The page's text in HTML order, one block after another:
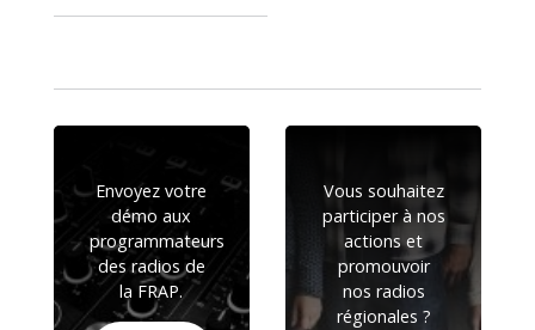
Envoyez votre
démo aux
programmateurs
des radios de
la FRAP.
Vous souhaitez
participer à nos
actions et
promouvoir
nos radios
régionales ?